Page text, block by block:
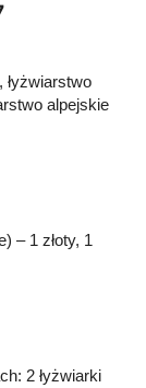
łyżwiarstwo
alpejskie
– 1 złoty, 1
2 łyżwiarki